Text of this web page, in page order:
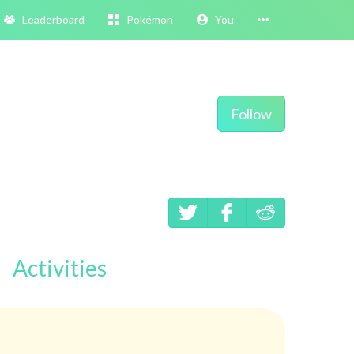
Leaderboard Pokémon You
Follow
Activities